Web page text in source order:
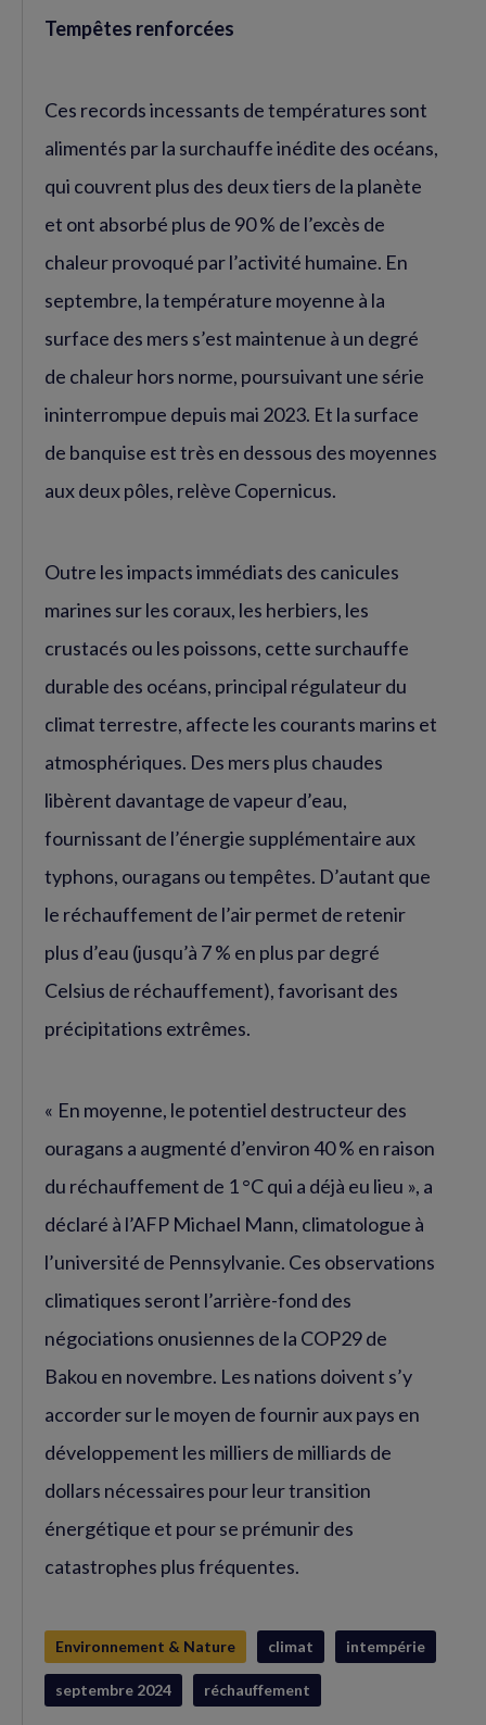
Tempêtes renforcées
Ces records incessants de températures sont
alimentés par la surchauffe inédite des océans,
qui couvrent plus des deux tiers de la planète
et ont absorbé plus de 90 % de l’excès de
chaleur provoqué par l’activité humaine. En
septembre, la température moyenne à la
surface des mers s’est maintenue à un degré
de chaleur hors norme, poursuivant une série
ininterrompue depuis mai 2023. Et la surface
de banquise est très en dessous des moyennes
aux deux pôles, relève Copernicus.
Outre les impacts immédiats des canicules
marines sur les coraux, les herbiers, les
crustacés ou les poissons, cette surchauffe
durable des océans, principal régulateur du
climat terrestre, affecte les courants marins et
atmosphériques. Des mers plus chaudes
libèrent davantage de vapeur d’eau,
fournissant de l’énergie supplémentaire aux
typhons, ouragans ou tempêtes. D’autant que
le réchauffement de l’air permet de retenir
plus d’eau (jusqu’à 7 % en plus par degré
Celsius de réchauffement), favorisant des
précipitations extrêmes.
« En moyenne, le potentiel destructeur des
ouragans a augmenté d’environ 40 % en raison
du réchauffement de 1 °C qui a déjà eu lieu », a
déclaré à l’AFP Michael Mann, climatologue à
l’université de Pennsylvanie. Ces observations
climatiques seront l’arrière-fond des
négociations onusiennes de la COP29 de
Bakou en novembre. Les nations doivent s’y
accorder sur le moyen de fournir aux pays en
développement les milliers de milliards de
dollars nécessaires pour leur transition
énergétique et pour se prémunir des
catastrophes plus fréquentes.
Environnement & Nature climat intempérie
septembre 2024 réchauffement